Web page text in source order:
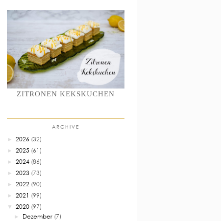
ZITRONEN KEKSKUCHEN
ARCHIVE
► 2026 (32)
► 2025 (61)
► 2024 (86)
► 2023 (73)
► 2022 (90)
► 2021 (99)
▼ 2020 (97)
► Dezember (7)